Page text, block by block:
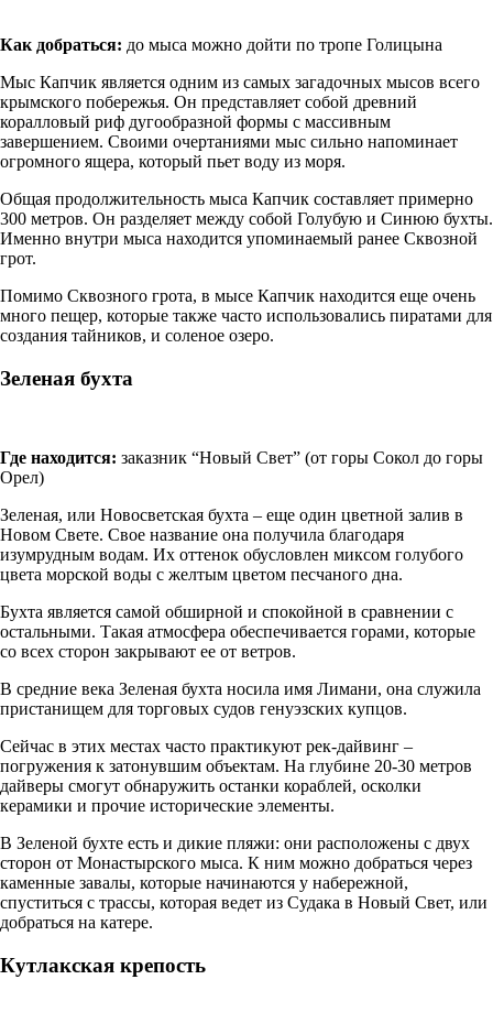
Как добраться: до мыса можно дойти по тропе Голицына
Мыс Капчик является одним из самых загадочных мысов всего
крымского побережья. Он представляет собой древний
коралловый риф дугообразной формы с массивным
завершением. Своими очертаниями мыс сильно напоминает
огромного ящера, который пьет воду из моря.
Общая продолжительность мыса Капчик составляет примерно
300 метров. Он разделяет между собой Голубую и Синюю бухты.
Именно внутри мыса находится упоминаемый ранее Сквозной
грот.
Помимо Сквозного грота, в мысе Капчик находится еще очень
много пещер, которые также часто использовались пиратами для
создания тайников, и соленое озеро.
Зеленая бухта
Где находится: заказник “Новый Свет” (от горы Сокол до горы
Орел)
Зеленая, или Новосветская бухта – еще один цветной залив в
Новом Свете. Свое название она получила благодаря
изумрудным водам. Их оттенок обусловлен миксом голубого
цвета морской воды с желтым цветом песчаного дна.
Бухта является самой обширной и спокойной в сравнении с
остальными. Такая атмосфера обеспечивается горами, которые
со всех сторон закрывают ее от ветров.
В средние века Зеленая бухта носила имя Лимани, она служила
пристанищем для торговых судов генуэзских купцов.
Сейчас в этих местах часто практикуют рек-дайвинг –
погружения к затонувшим объектам. На глубине 20-30 метров
дайверы смогут обнаружить останки кораблей, осколки
керамики и прочие исторические элементы.
В Зеленой бухте есть и дикие пляжи: они расположены с двух
сторон от Монастырского мыса. К ним можно добраться через
каменные завалы, которые начинаются у набережной,
спуститься с трассы, которая ведет из Судака в Новый Свет, или
добраться на катере.
Кутлакская крепость